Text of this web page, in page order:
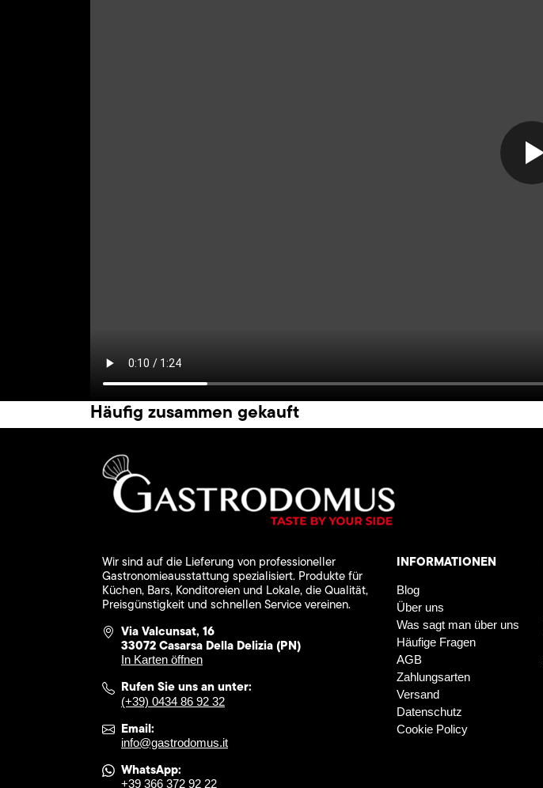
Häufig zusammen gekauft
Wir sind auf die Lieferung von professioneller
Gastronomieausstattung spezialisiert. Produkte für
Küchen, Bars, Konditoreien und Lokale, die Qualität,
Preisgünstigkeit und schnellen Service vereinen.
Via Valcunsat, 16
33072 Casarsa Della Delizia (PN)
In Karten öffnen
Rufen Sie uns an unter:
(+39) 0434 86 92 32
Email:
info@gastrodomus.it
WhatsApp:
+39 366 372 92 22
INFORMATIONEN
Blog
Über uns
Was sagt man über uns
Häufige Fragen
AGB
Zahlungsarten
Versand
Datenschutz
Cookie Policy